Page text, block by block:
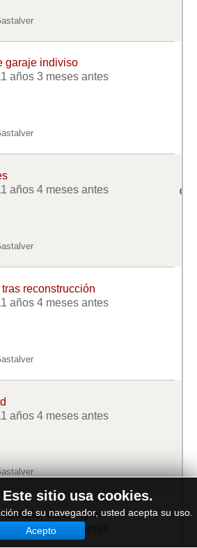
Este sitio usa cookies.
de su navegador, usted acepta su uso.
Acepto
garaje indiviso
años 3 meses antes
años 4 meses antes
reconstrucción
años 4 meses antes
años 4 meses antes
en colegio
años 5 meses antes